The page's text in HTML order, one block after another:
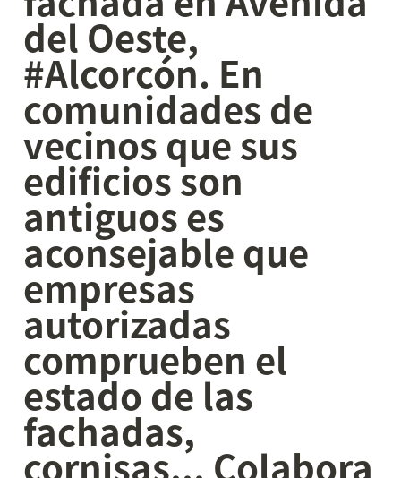
del Oeste,
#Alcorcón. En
comunidades de
vecinos que sus
edificios son
antiguos es
aconsejable que
empresas
autorizadas
comprueben el
estado de las
fachadas,
cornisas... Colabora